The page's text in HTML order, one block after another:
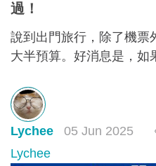
過！
說到出門旅行，除了機票
大半預算。好消息是，如
訂酒店時就能用上限時折
惠！下面就幫大家整理好
用卡優惠和使用期限，近
錯過！
Lychee 05 Jun 2025
Lychee